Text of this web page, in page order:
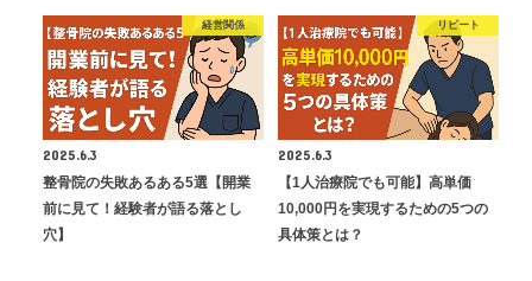
経営関係
2025.6.3
整骨院の失敗あるある5選【開業
前に見て！経験者が語る落とし
穴】
リピート
2025.6.3
【1人治療院でも可能】高単価
10,000円を実現するための5つの
具体策とは？